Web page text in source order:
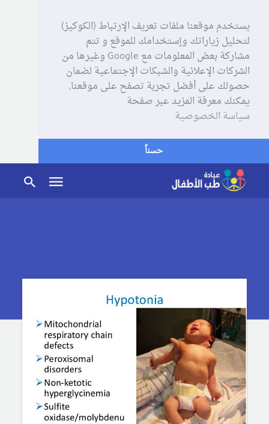
يستخدم موقعنا ملفات تعريف الإرتباط (الكوكيز)
لتحليل زياراتك وإستخدامك للموقع و تتم
مشاركة بعض المعلومات مع Google وغيرها من
الشركات الإعلانية والشبكات الإجتماعية لضمان
حصولك على أفضل تجربة تصفح على موقعنا,
يمكنك معرفة المزيد عبر صفحة
سياسة الخصوصية
حسناً